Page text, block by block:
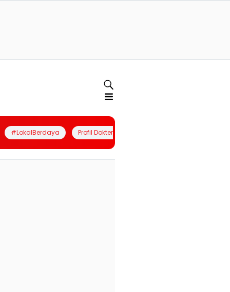
#LokalBerdaya Profil Dokter